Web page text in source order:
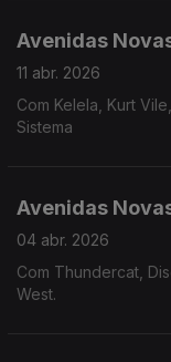
Avenidas
11 abr. 2026
Com Kelela, Kurt
Sistema
Avenidas
04 abr. 2026
Com Thundercat,
West.